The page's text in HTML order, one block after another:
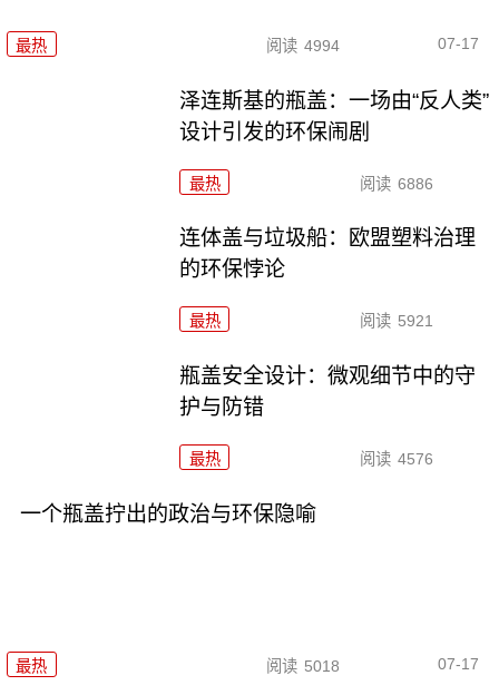
最热 阅读 4994 07-17
泽连斯基的瓶盖：一场由“反人类”
设计引发的环保闹剧
最热 阅读 6886
连体盖与垃圾船：欧盟塑料治理
的环保悖论
最热 阅读 5921
瓶盖安全设计：微观细节中的守
护与防错
最热 阅读 4576
一个瓶盖拧出的政治与环保隐喻
最热 阅读 5018 07-17